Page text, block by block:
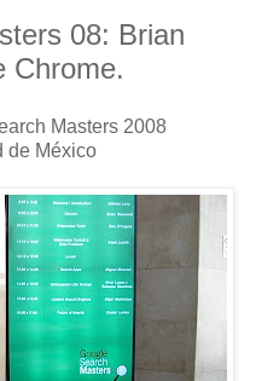
08: Brian
Chrome.
Masters 2008
de México